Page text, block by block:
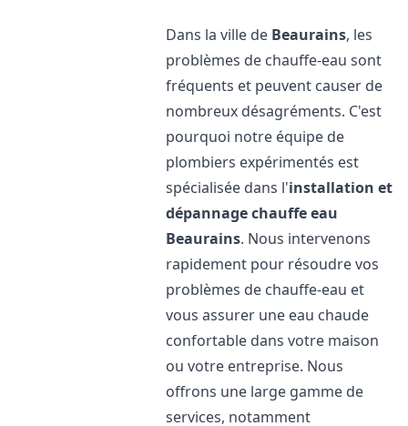
Dans la ville de Beaurains, les
problèmes de chauffe-eau sont
fréquents et peuvent causer de
nombreux désagréments. C'est
pourquoi notre équipe de
plombiers expérimentés est
spécialisée dans l'installation et
dépannage chauffe eau
Beaurains. Nous intervenons
rapidement pour résoudre vos
problèmes de chauffe-eau et
vous assurer une eau chaude
confortable dans votre maison
ou votre entreprise. Nous
offrons une large gamme de
services, notamment